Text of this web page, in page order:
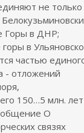
не только
Горы в ДНР;
в
частью
- отложений
150…5 млн. лет
О
связях